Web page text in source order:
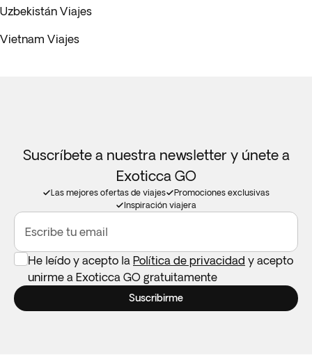
Uzbekistán Viajes
Vietnam Viajes
Suscríbete a nuestra newsletter y únete a
Exoticca GO
Las mejores ofertas de viajes
Promociones exclusivas
Inspiración viajera
Escribe tu email
He leído y acepto la Política de privacidad y acepto
unirme a Exoticca GO gratuitamente
Suscribirme